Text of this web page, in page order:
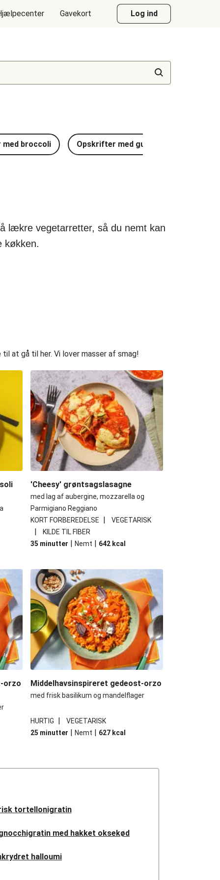
Gavekort Log ind
broccoli Opskrifter med gulerødder
lækre vegetarretter, så du nemt kan
køkken.
at gå til her. Vi lover masser af smag!
'Cheesy' grøntsagslasagne
med lag af aubergine, mozzarella og
Parmigiano Reggiano
KORT FORBEREDELSE
| VEGETARISK
|
KILDE TIL FIBER
35 minutter | Nemt | 642 kcal
orzo
Middelhavsinspireret gedeost-orzo
med frisk basilikum og mandelflager
HURTIG |
VEGETARISK
25 minutter | Nemt | 627 kcal
tortellonigratin
med hakket oksekød
halloumi